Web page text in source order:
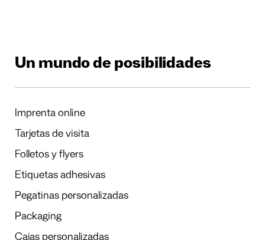
Un mundo de posibilidades
Imprenta online
Tarjetas de visita
Folletos y flyers
Etiquetas adhesivas
Pegatinas personalizadas
Packaging